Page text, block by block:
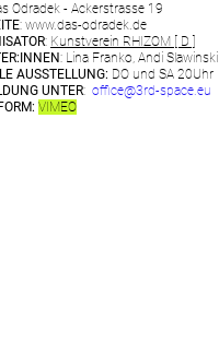
Odradek - Ackerstrasse 19
: www.das-odradek.de
: Kunstverein RHIZOM [ D ]
: Lina Franko, Andi Slawinski
AUSSTELLUNG: DO und SA 20Uhr
UNTER: office@3rd-space.eu
VIMEO